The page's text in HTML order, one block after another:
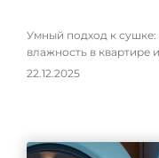
Умный подход к
влажность в квартире
22.12.2025